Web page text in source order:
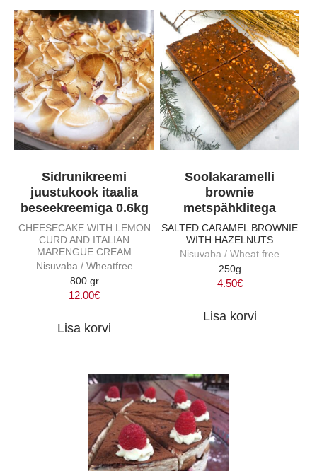
Sidrunikreemi
juustukook itaalia
beseekreemiga 0.6kg
CHEESECAKE WITH LEMON
CURD AND ITALIAN
MARENGUE CREAM
Nisuvaba / Wheatfree
800 gr
12.00€
Lisa korvi
Soolakaramelli
brownie
metspähklitega
SALTED CARAMEL BROWNIE
WITH HAZELNUTS
Nisuvaba / Wheat free
250g
4.50€
Lisa korvi